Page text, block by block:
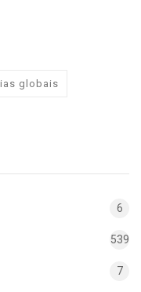
globais
6
539
7